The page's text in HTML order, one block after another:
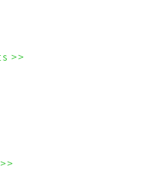
<< Baby Blankets Mimic Parents’ Heartbeats
<< Swaddling influence on sleep & arousal